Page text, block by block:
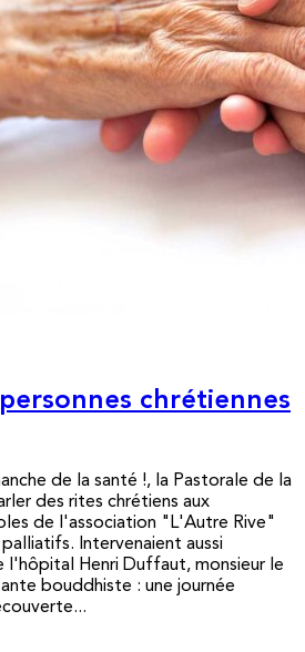
chrétiennes
de la santé !, la Pastorale de la
des rites chrétiens aux
de l'association "L'Autre Rive"
Intervenaient aussi
l'hôpital Henri Duffaut, monsieur le
bouddhiste : une journée